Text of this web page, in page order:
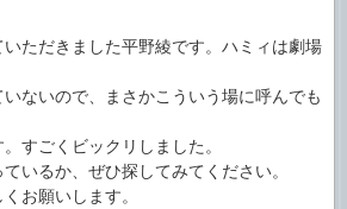
ただきました平野綾です。ハミィは劇場
ないので、まさかこういう場に呼んでも
すごくビックリしました。
いるか、ぜひ探してみてください。
お願いします。